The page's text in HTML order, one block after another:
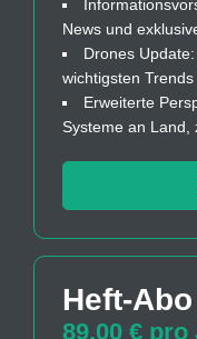
News und
Drones
wichtigsten
Erweiterte
Systeme an Land,
Heft-Abo
89,00 € pro